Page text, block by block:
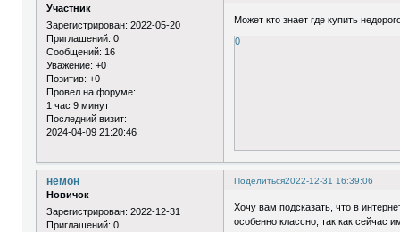
Участник
Зарегистрирован: 2022-05-20
Приглашений: 0
Сообщений: 16
Уважение: +0
Позитив: +0
Провел на форуме:
1 час 9 минут
Последний визит:
2024-04-09 21:20:46
Может кто знает где купить
0
Поделиться2022-12-31 16:39:06
немон
Новичок
Зарегистрирован: 2022-12-31
Приглашений: 0
Хочу вам подсказать, что в
особенно классно, так как сейчас